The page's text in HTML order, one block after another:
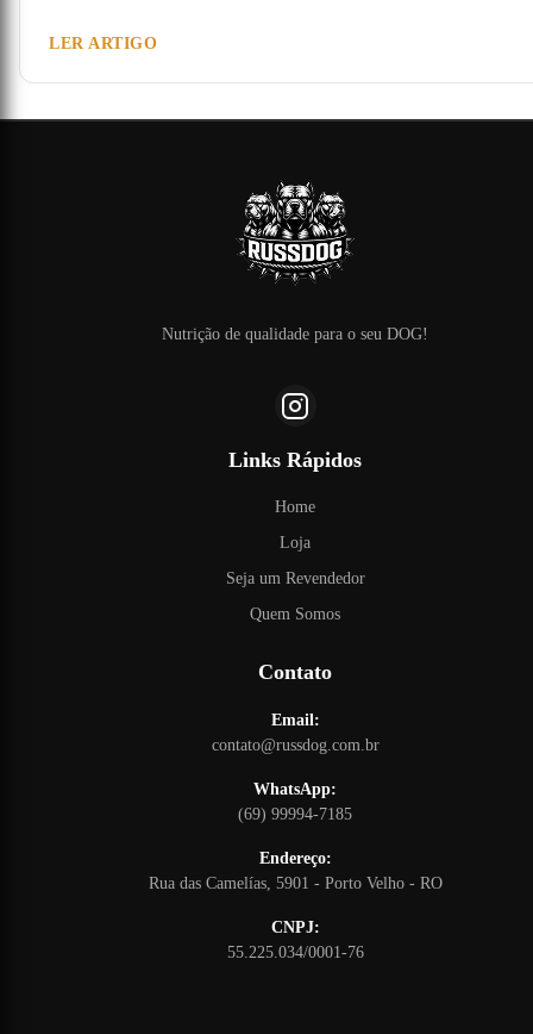
LER ARTIGO
Nutrição de qualidade para o seu DOG!
Links Rápidos
Home
Loja
Seja um Revendedor
Quem Somos
Contato
Email:
contato@russdog.com.br
WhatsApp:
(69) 99994-7185
Endereço:
Rua das Camelías, 5901 - Porto Velho - RO
CNPJ:
55.225.034/0001-76